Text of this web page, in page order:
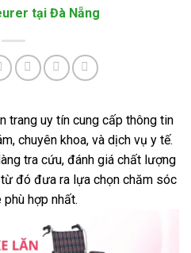
tại Đà Nẵng
trang uy tín cung cấp thông tin
chuyên khoa, và dịch vụ y tế.
tra cứu, đánh giá chất lượng
đó đưa ra lựa chọn chăm sóc
hợp nhất.